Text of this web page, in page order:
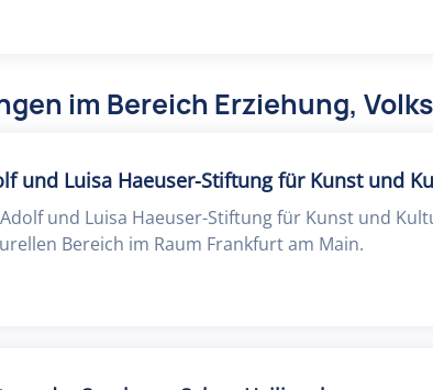
im Bereich Erziehung,
und Luisa Haeuser-Stiftung für Kunst und
und Luisa Haeuser-Stiftung für Kunst und
Bereich im Raum Frankfurt am Main.